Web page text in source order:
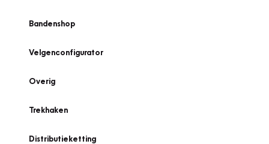
Bandenshop
Velgenconfigurator
Overig
Trekhaken
Distributieketting